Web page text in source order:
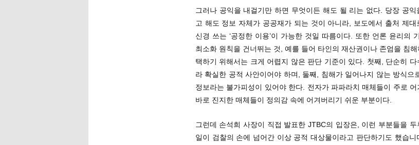
그러나 공익을 내걸기만 하면 무엇이든 해도 될 리는 없다. 당장 공
고 해도 정보 자체가 공공재가 되는 것이 아니라, 보도에서 출처 제대
신경 쓰는 ‘공정한 이용’이 가능한 것일 따름이다. 또한 언론 윤리의
최소화 원칙을 건너뛰는 것, 예를 들어 타인의 재산권이나 존엄을 침
택하기 위해서는 크게 어렵지 않은 판단 기준이 있다. 첫째, 단순히
라 확실한 공적 사안이어야 하며, 둘째, 침해가 일어나지 않는 방식으
정보라는 불가피성이 있어야 한다. 전자가 파파라치 매체들이 주로
바로 진지한 매체들이 정의감 속에 어겨버리기 쉬운 부분이다.
그런데 손석희 사장이 직접 발표한 JTBC의 입장은, 이런 부분들을
일이 검찰의 손에 넘어간 이상 공적 대상물이라고 판단하기도 했습니